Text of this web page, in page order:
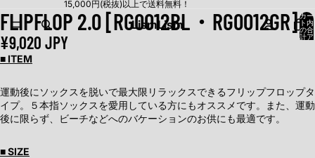
15,000円(税抜)以上で送料無料！
LismLism
カー
ト内
の合
計ア
FLIPFLOP 2.0 [RG0012BL・RG0012GR]
¥9,020 JPY
■ ITEM
運動後にソックスを脱いで最大限リラックスできるフリップフロップタ
イプ。５本指ソックスを愛用している方にもオススメです。また、運動
後に限らず、ビーチなどへのバケーションのお供にも最適です。
■ SIZE